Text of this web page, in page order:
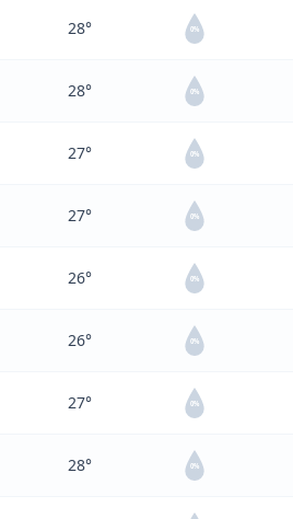
28° 0%
28° 0%
27° 0%
27° 0%
26° 0%
26° 0%
27° 0%
28° 0%